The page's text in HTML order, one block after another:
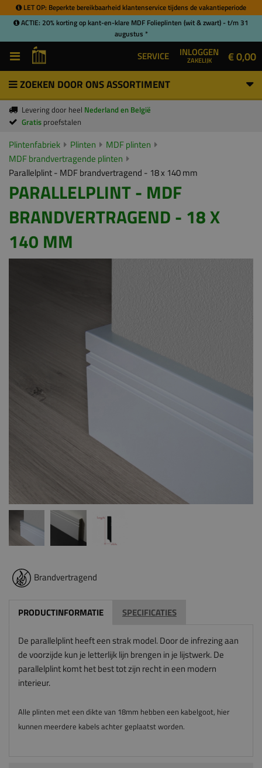
LET OP: Beperkte bereikbaarheid klantenservice tijdens de vakantieperiode
ACTIE: 20% korting op kant-en-klare MDF Folieplinten (wit & zwart) - t/m 31
augustus *
SERVICE INLOGGEN
ZAKELIJK € 0,00
ZOEKEN DOOR ONS ASSORTIMENT
Levering door heel Nederland en België
Gratis proefstalen
Plintenfabriek Plinten
MDF plinten
MDF brandvertragende plinten
Parallelplint - MDF brandvertragend - 18 x 140 mm
PARALLELPLINT - MDF
BRANDVERTRAGEND - 18 X
140 MM
Brandvertragend
PRODUCTINFORMATIE SPECIFICATIES
De parallelplint heeft een strak model. Door de infrezing aan
de voorzijde kun je letterlijk lijn brengen in je lijstwerk. De
parallelplint komt het best tot zijn recht in een modern
interieur.
Alle plinten met een dikte van 18mm hebben een kabelgoot, hier
kunnen meerdere kabels achter geplaatst worden.